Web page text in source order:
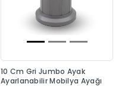
10 Cm Gri Jumbo Ayak
Ayarlanabilir Mobilya Ayağı